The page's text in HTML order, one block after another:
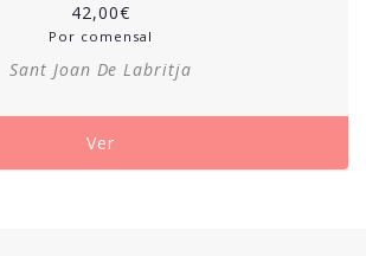
42,00€
Por comensal
Sant Joan De Labritja
Ver